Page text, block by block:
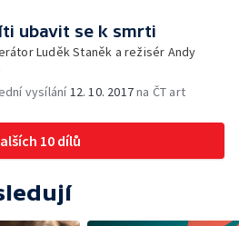
ubavit se k smrti
Luděk Staněk a režisér Andy
vysílání12. 10. 2017na ČT art
10 dílů